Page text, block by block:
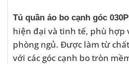
Tủ quần áo bo cạnh góc
hiện đại và tinh tế, phù hợp
phòng ngủ. Được làm từ
với các góc cạnh bo tròn